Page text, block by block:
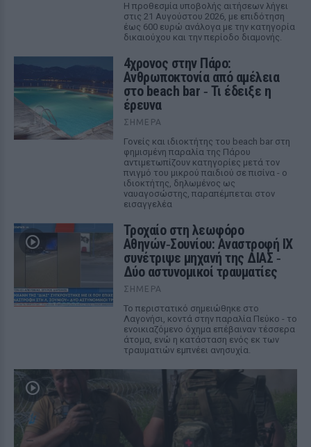
Η προθεσμία υποβολής αιτήσεων λήγει
στις 21 Αυγούστου 2026, με επιδότηση
έως 600 ευρώ ανάλογα με την κατηγορία
δικαιούχου και την περίοδο διαμονής.
4χρονος στην Πάρο:
Ανθρωποκτονία από αμέλεια
στο beach bar ‑ Τι έδειξε η
έρευνα
ΣΉΜΕΡΑ
Γονείς και ιδιοκτήτης του beach bar στη
φημισμένη παραλία της Πάρου
αντιμετωπίζουν κατηγορίες μετά τον
πνιγμό του μικρού παιδιού σε πισίνα - ο
ιδιοκτήτης, δηλωμένος ως
ναυαγοσώστης, παραπέμπεται στον
εισαγγελέα
Τροχαίο στη λεωφόρο
Αθηνών‑Σουνίου: Αναστροφή ΙΧ
συνέτριψε μηχανή της ΔΙΑΣ ‑
Δύο αστυνομικοί τραυματίες
ΣΉΜΕΡΑ
Το περιστατικό σημειώθηκε στο
Λαγονήσι, κοντά στην παραλία Πεύκο - το
ενοικιαζόμενο όχημα επέβαιναν τέσσερα
άτομα, ενώ η κατάσταση ενός εκ των
τραυματιών εμπνέει ανησυχία.